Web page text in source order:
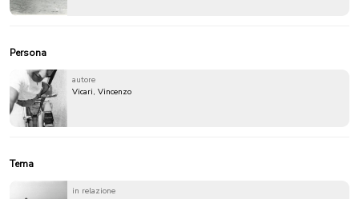
Persona
autore
Vicari, Vincenzo
Tema
in relazione